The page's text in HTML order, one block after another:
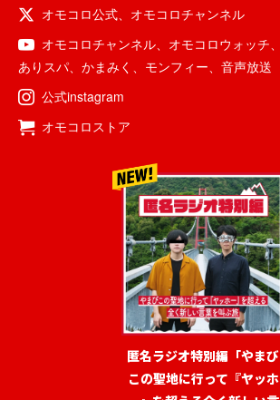
オモコロ公式、 オモコロチャンネル
オモコロチャンネル、 オモコロウォッチ、
ありスパ、 かまみく 、 モンフィー、 音声放送
公式instagram
オモコロストア
匿名ラジオ特別編「やまび
この聖地に行って『ヤッホ